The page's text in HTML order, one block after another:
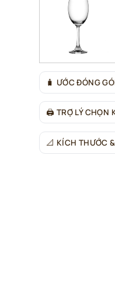
🧳 ƯỚC ĐÓNG
🖨 TRỢ LÝ CHỌN
📐 KÍCH THƯỚC